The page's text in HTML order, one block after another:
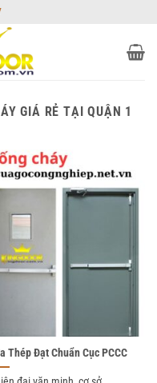
GIÁ RẺ TẠI QUẬN 1
Thép Đạt Chuẩn Cục PCCC